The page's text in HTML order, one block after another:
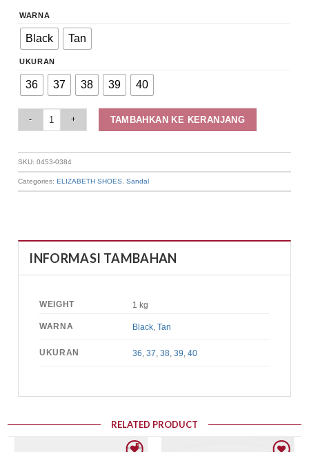
WARNA
Black Tan
UKURAN
36 37 38 39 40
TAMBAHKAN KE KERANJANG
SKU:0453-0384
Categories:ELIZABETH SHOES ,Sandal
INFORMASI TAMBAHAN
WEIGHT 1 kg
WARNA Black ,Tan
UKURAN 36 ,37 ,38 ,39 ,40
RELATED PRODUCT